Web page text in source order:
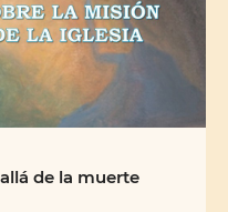
de la muerte